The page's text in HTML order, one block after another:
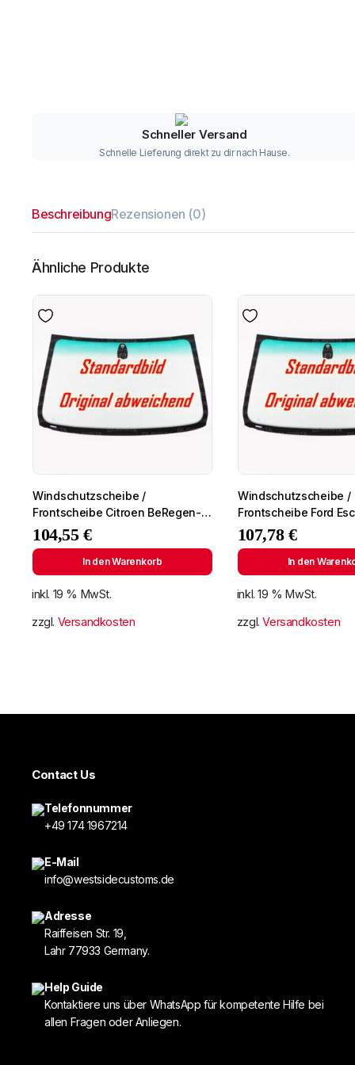
Schneller Versand
Schnelle Lieferung direkt zu dir nach Hause.
BeschreibungRezensionen (0)
Ähnliche Produkte
Windschutzscheibe /
Frontscheibe Citroen BeRegen-
Lichtingo 96- +Spiegelhalter
104,55 €
In den Warenkorb
inkl. 19 % MwSt.
zzgl. Versandkosten
Windschutzscheibe /
Frontscheibe Ford
+SPF
107,78 €
In den
inkl. 19 % MwSt.
zzgl.Versandkosten
Contact Us
Telefonnummer
+49 174 1967214
E-Mail
info@westsidecustoms.de
Adresse
Raiffeisen Str. 19,
Lahr 77933 Germany.
Help Guide
Kontaktiere uns über WhatsApp für kompetente Hilfe bei
allen Fragen oder Anliegen.